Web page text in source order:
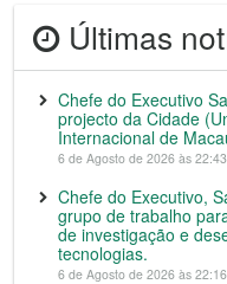
Últimas
Chefe do Executivo
projecto da Cidade
Internacional de
6 de Agosto de 2026 às 22:43
Chefe do Executivo,
grupo de trabalho
de investigação e
tecnologias.
6 de Agosto de 2026 às 22:16